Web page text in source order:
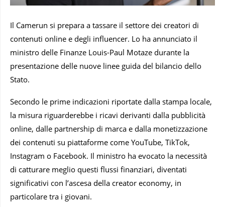
Il Camerun si prepara a tassare il settore dei creatori di
contenuti online e degli influencer. Lo ha annunciato il
ministro delle Finanze Louis-Paul Motaze durante la
presentazione delle nuove linee guida del bilancio dello
Stato.
Secondo le prime indicazioni riportate dalla stampa locale,
la misura riguarderebbe i ricavi derivanti dalla pubblicità
online, dalle partnership di marca e dalla monetizzazione
dei contenuti su piattaforme come YouTube, TikTok,
Instagram o Facebook. Il ministro ha evocato la necessità
di catturare meglio questi flussi finanziari, diventati
significativi con l’ascesa della creator economy, in
particolare tra i giovani.